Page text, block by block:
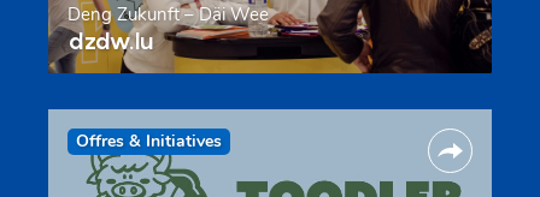
Deng Zukunft – Däi Wee
dzdw.lu
Offres & Initiatives